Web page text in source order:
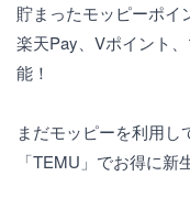
貯まったモッピーポイ
楽天Pay、Vポイント
能！
まだモッピーを利用
「TEMU」でお得に新